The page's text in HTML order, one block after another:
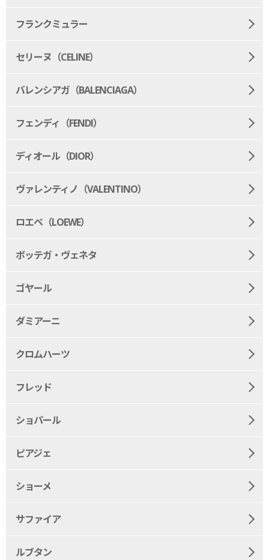
フランクミュラー
セリーヌ（CELINE）
バレンシアガ（BALENCIAGA）
フェンディ（FENDI）
ディオール（DIOR）
ヴァレンティノ（VALENTINO）
ロエベ（LOEWE）
ボッテガ・ヴェネタ
ゴヤール
ダミアーニ
クロムハーツ
フレッド
ショパール
ピアジェ
ショーメ
サファイア
ルブタン